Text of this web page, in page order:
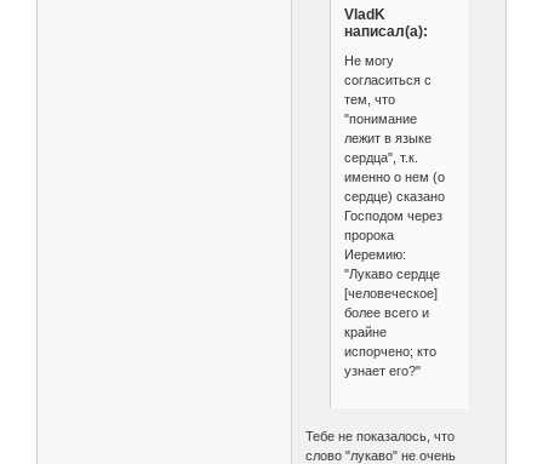
VladK
написал(а):
Не могу
согласиться с
тем, что
"понимание
лежит в языке
сердца", т.к.
именно о нем (о
сердце) сказано
Господом через
пророка
Иеремию:
"Лукаво сердце
[человеческое]
более всего и
крайне
испорчено; кто
узнает его?"
Тебе не показалось, что
слово "лукаво" не очень